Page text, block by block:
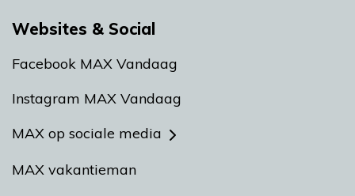
Websites & Social
Facebook MAX Vandaag
Instagram MAX Vandaag
MAX op sociale media
MAX vakantieman